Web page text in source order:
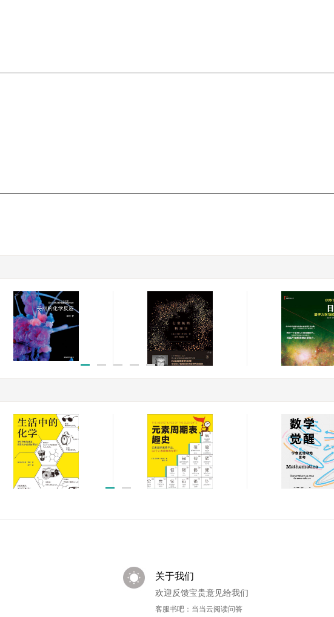
美丽的化学反应
￥23.20
￥9.99
日出：量子力学与
￥21.50
(读客科普文库)
关于我们
欢迎反馈宝贵意见给我们
客服书吧：当当云阅读问答